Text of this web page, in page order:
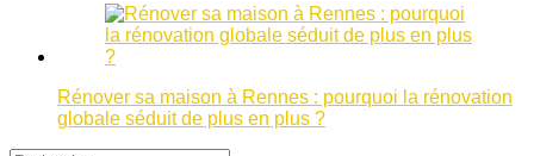
Rénover sa maison à Rennes : pourquoi la rénovation
globale séduit de plus en plus ?